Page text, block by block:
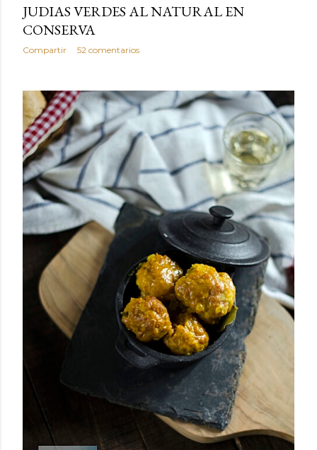
JUDIAS VERDES AL NATURAL EN
CONSERVA
Compartir 52 comentarios